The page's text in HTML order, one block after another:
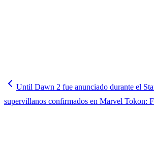
Until Dawn 2 fue anunciado durante el
supervillanos confirmados en Marvel Tokon: